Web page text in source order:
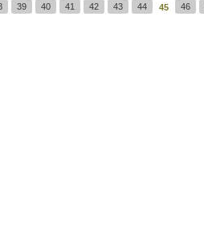
39 40 41 42 43 44 45 46